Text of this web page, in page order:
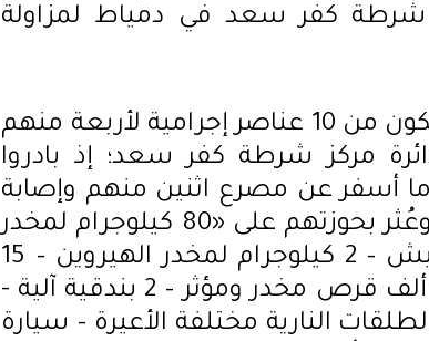
شرطة كفر سعد في دمياط لمزاولة
وجرى استهداف التشكيل الأول المكون من 10 عناصر إجرامية لأربعة منهم
مركز شرطة كفر سعد؛ إذ بادروا
ما أسفر عن مصرع اثنين منهم وإصابة
آخر، وضبط باقي عناصر التشكيل ، وعُثر بحوزتهم على «80 كيلوجرام لمخدر
البانجو – 35 كيلوجرام لمخدر الحشيش – 2 كيلوجرام لمخدر الهيروين – 15
كيلوجرام لمخدر الإستروكس – 150 ألف قرص مخدر ومؤثر – 2 بندقية آلية -
النارية مختلفة الأعيرة – سيارة